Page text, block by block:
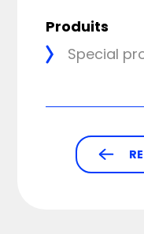
Produits
Special